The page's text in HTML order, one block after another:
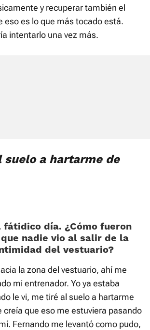
y recuperar también el
eso es lo que más tocado está.
intentarlo una vez más.
suelo a hartarme de
fátidico día. ¿Cómo fueron
nadie vio al salir de la
del vestuario?
la zona del vestuario, ahí me
mi entrenador. Yo ya estaba
le vi, me tiré al suelo a hartarme
creía que eso me estuviera pasando
Fernando me levantó como pudo,